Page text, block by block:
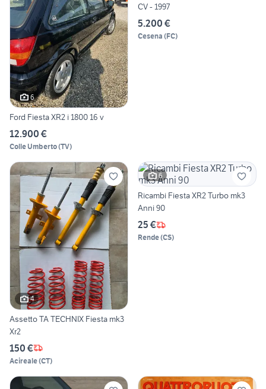
6
Ford Fiesta XR2 i 1800 16 v
12.900 €
Colle Umberto(TV)
CV - 1997
5.200 €
Cesena (FC)
4
Assetto TA TECHNIX Fiesta mk3
Xr2
150 €
Acireale(CT)
6
Ricambi Fiesta XR2 Turbo mk3
Anni 90
25 €
Rende(CS)